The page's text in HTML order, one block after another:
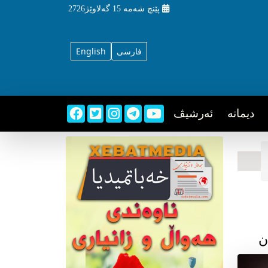
پێنچ شه‌مه‌ 15 گه‌لاوێژ2726
English فارسی
دیمانه ئه‌رشیڤ